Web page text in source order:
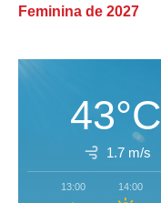
Feminina de 2027
43°C
1.7 m/s
13:00 14:00